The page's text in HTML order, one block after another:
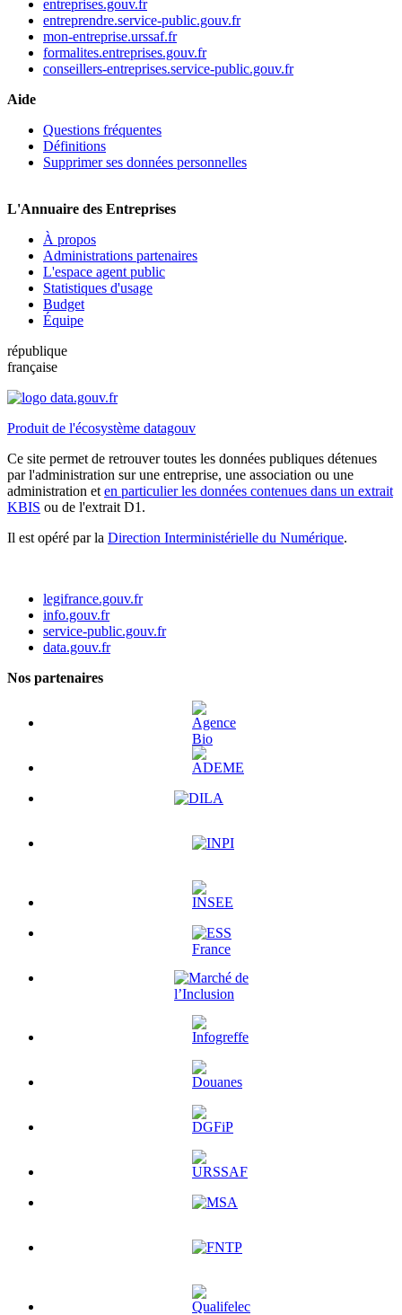
entreprises.gouv.fr
entreprendre.service-public.gouv.fr
mon-entreprise.urssaf.fr
formalites.entreprises.gouv.fr
conseillers-entreprises.service-public.gouv.fr
Aide
Questions fréquentes
Définitions
Supprimer ses données personnelles
L'Annuaire des Entreprises
À propos
Administrations partenaires
L'espace agent public
Statistiques d'usage
Budget
Équipe
république
française
Produit de l'écosystème datagouv
Ce site permet de retrouver toutes les données publiques détenues
par l'administration sur une entreprise, une association ou une
administration et en particulier les données contenues dans un extrait
KBIS ou de l'extrait D1.
Il est opéré par la Direction Interministérielle du Numérique.
legifrance.gouv.fr
info.gouv.fr
service-public.gouv.fr
data.gouv.fr
Nos partenaires